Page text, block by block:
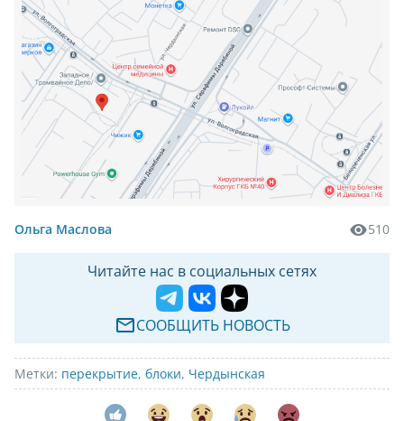
Ольга Маслова 510
Читайте нас в социальных сетях
СООБЩИТЬ НОВОСТЬ
Метки: перекрытие, блоки, Чердынская